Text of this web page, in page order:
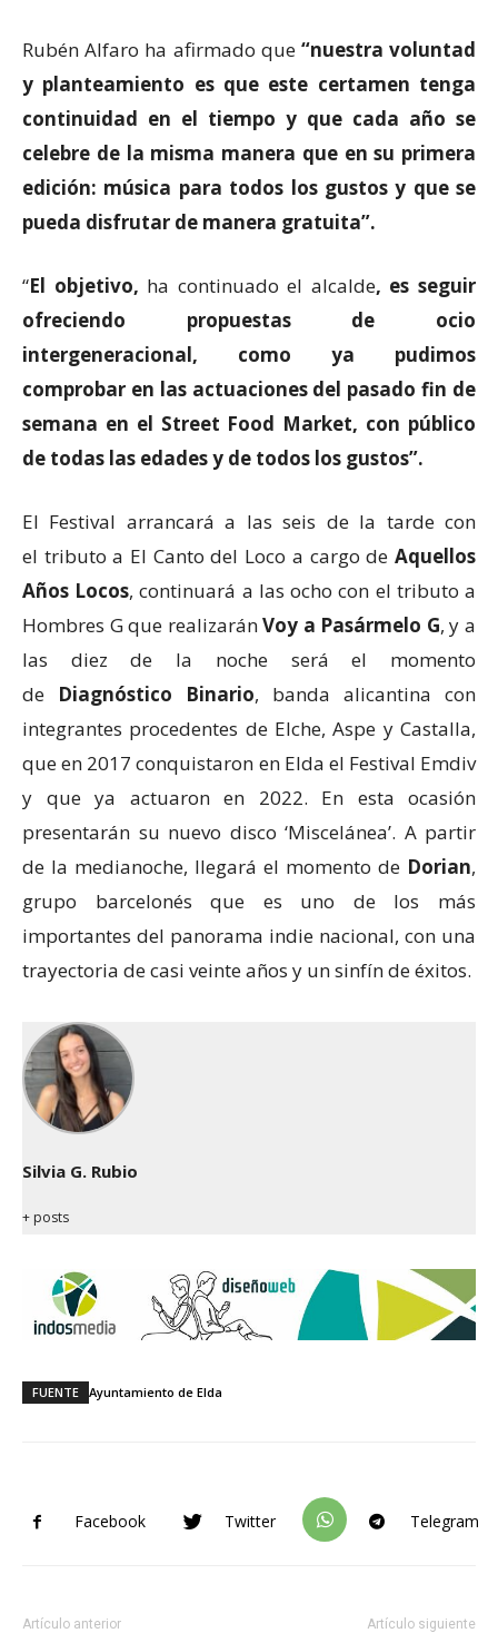
Rubén Alfaro ha afirmado que“nuestra voluntad
y planteamiento es que este certamen tenga
continuidad en el tiempo y que cada año se
celebre de la misma manera que en su primera
edición: música para todos los gustos y que se
pueda disfrutar de manera gratuita”.
“El objetivo, ha continuado el alcalde, es seguir
ofreciendo propuestas de ocio
intergeneracional, como ya pudimos
comprobar en las actuaciones del pasado fin de
semana en el Street Food Market, con público
de todas las edades y de todos los gustos”.
El Festival arrancará a las seis de la tarde con
el tributo a El Canto del Loco a cargo de Aquellos
Años Locos, continuará a las ocho con el tributo a
Hombres G que realizaránVoy a Pasármelo G, y a
las diez de la noche será el momento
de Diagnóstico Binario, banda alicantina con
integrantes procedentes de Elche, Aspe y Castalla,
que en 2017 conquistaron en Elda el Festival Emdiv
y que ya actuaron en 2022. En esta ocasión
presentarán su nuevo disco ‘Miscelánea’. A partir
de la medianoche, llegará el momento de Dorian,
grupo barcelonés que es uno de los más
importantes del panorama indie nacional, con una
trayectoria de casi veinte años y un sinfín de éxitos.
Silvia G. Rubio
+ posts
FUENTE Ayuntamiento de Elda
Facebook Twitter Telegram
Artículo anterior Artículo siguiente